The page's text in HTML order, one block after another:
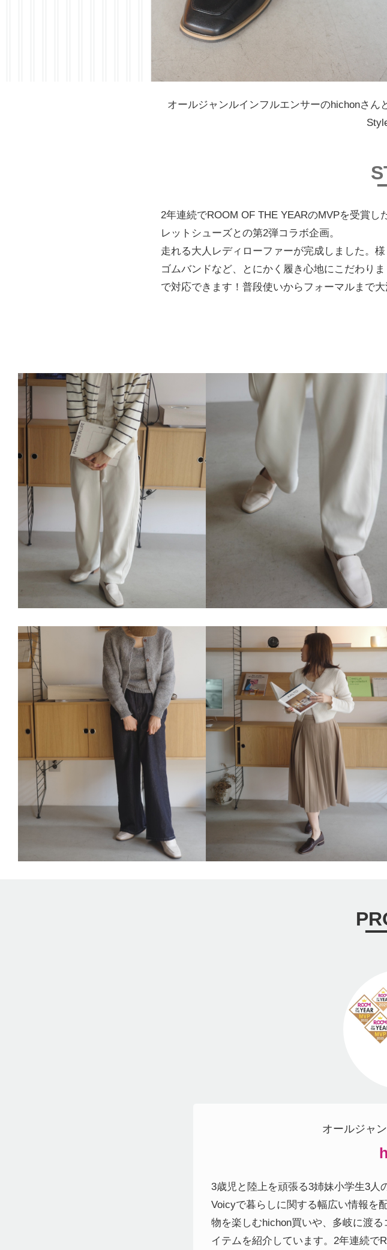
オールジャンルインフルエンサーのhichonさ
2年連続でROOM OF THE YEARのMVPを受賞
レットシューズとの第2弾コラボ企画。
走れる大人レディローファーが完成しました。
ゴムバンドなど、とにかく履き心地にこだわり
で対応できます！普段使いからフォーマルまで
オールジャ
3歳児と陸上を頑張る3姉妹小学生3人
Voicyで暮らしに関する幅広い情報を
物を楽しむhichon買いや、多岐に渡
イテムを紹介しています。2年連続で